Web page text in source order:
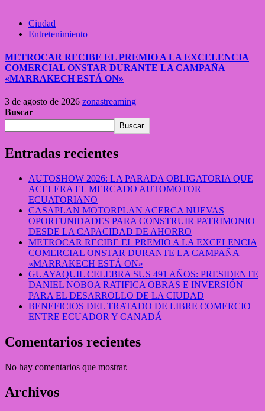
Ciudad
Entretenimiento
METROCAR RECIBE EL PREMIO A LA EXCELENCIA
COMERCIAL ONSTAR DURANTE LA CAMPAÑA
«MARRAKECH ESTÁ ON»
3 de agosto de 2026 zonastreaming
Buscar
Buscar
Entradas recientes
AUTOSHOW 2026: LA PARADA OBLIGATORIA QUE
ACELERA EL MERCADO AUTOMOTOR
ECUATORIANO
CASAPLAN MOTORPLAN ACERCA NUEVAS
OPORTUNIDADES PARA CONSTRUIR PATRIMONIO
DESDE LA CAPACIDAD DE AHORRO
METROCAR RECIBE EL PREMIO A LA EXCELENCIA
COMERCIAL ONSTAR DURANTE LA CAMPAÑA
«MARRAKECH ESTÁ ON»
GUAYAQUIL CELEBRA SUS 491 AÑOS: PRESIDENTE
DANIEL NOBOA RATIFICA OBRAS E INVERSIÓN
PARA EL DESARROLLO DE LA CIUDAD
BENEFICIOS DEL TRATADO DE LIBRE COMERCIO
ENTRE ECUADOR Y CANADÁ
Comentarios recientes
No hay comentarios que mostrar.
Archivos